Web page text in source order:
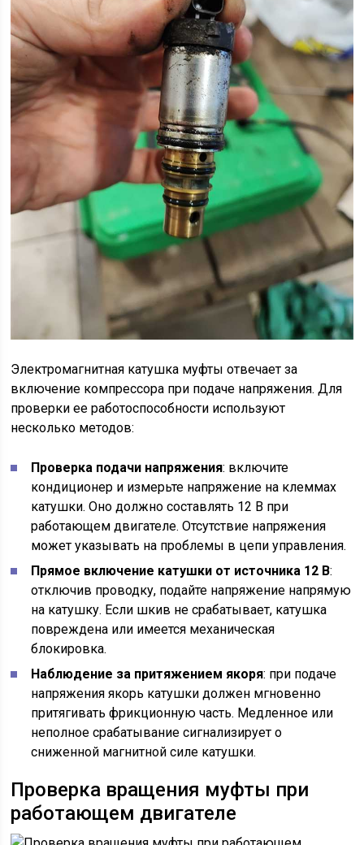
Электромагнитная катушка муфты отвечает за
включение компрессора при подаче напряжения. Для
проверки ее работоспособности используют
несколько методов:
Проверка подачи напряжения: включите
кондиционер и измерьте напряжение на клеммах
катушки. Оно должно составлять 12 В при
работающем двигателе. Отсутствие напряжения
может указывать на проблемы в цепи управления.
Прямое включение катушки от источника 12 В:
отключив проводку, подайте напряжение напрямую
на катушку. Если шкив не срабатывает, катушка
повреждена или имеется механическая
блокировка.
Наблюдение за притяжением якоря: при подаче
напряжения якорь катушки должен мгновенно
притягивать фрикционную часть. Медленное или
неполное срабатывание сигнализирует о
сниженной магнитной силе катушки.
Проверка вращения муфты при
работающем двигателе